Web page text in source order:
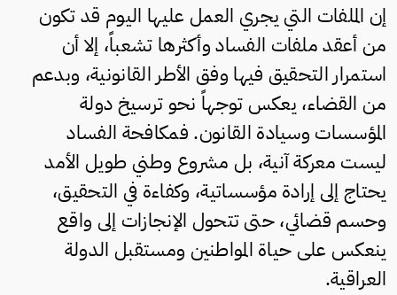
إن الملفات التي يجري العمل عليها اليوم قد تكون
من أعقد ملفات الفساد وأكثرها تشعباً، إلا أن
استمرار التحقيق فيها وفق الأطر القانونية، وبدعم
من القضاء، يعكس توجهاً نحو ترسيخ دولة
المؤسسات وسيادة القانون. فمكافحة الفساد
ليست معركة آنية، بل مشروع وطني طويل الأمد
يحتاج إلى إرادة مؤسساتية، وكفاءة في التحقيق،
وحسم قضائي، حتى تتحول الإنجازات إلى واقع
ينعكس على حياة المواطنين ومستقبل الدولة
العراقية.